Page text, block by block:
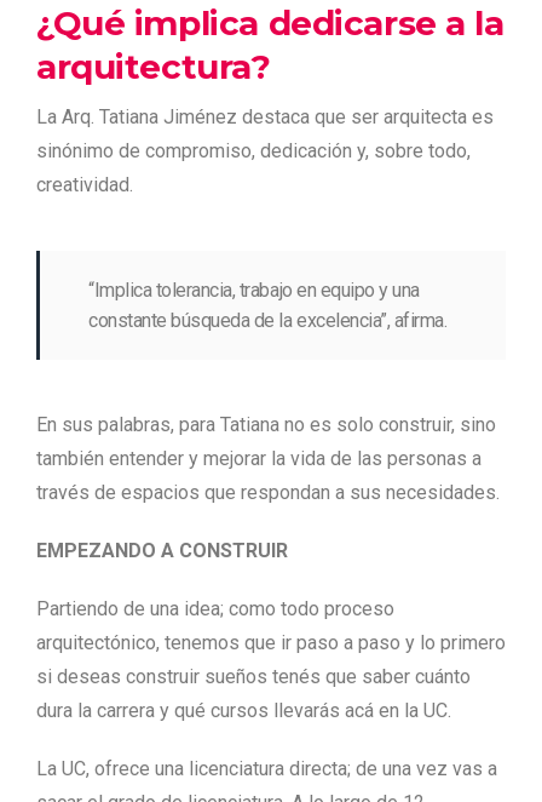
¿Qué implica dedicarse a la
arquitectura?
La Arq. Tatiana Jiménez destaca que ser arquitecta es
sinónimo de compromiso, dedicación y, sobre todo,
creatividad.
“Implica tolerancia, trabajo en equipo y una
constante búsqueda de la excelencia”, afirma.
En sus palabras, para Tatiana no es solo construir, sino
también entender y mejorar la vida de las personas a
través de espacios que respondan a sus necesidades.
EMPEZANDO A CONSTRUIR
Partiendo de una idea; como todo proceso
arquitectónico, tenemos que ir paso a paso y lo primero
si deseas construir sueños tenés que saber cuánto
dura la carrera y qué cursos llevarás acá en la UC.
La UC, ofrece una licenciatura directa; de una vez vas a